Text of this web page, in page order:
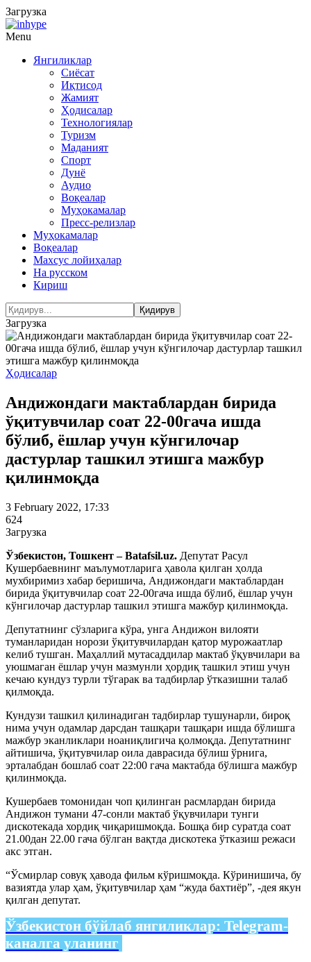
Загрузка
Menu
Янгиликлар
Сиёсат
Иқтисод
Жамият
Ҳодисалар
Технологиялар
Туризм
Маданият
Спорт
Дунё
Аудио
Воқеалар
Муҳокамалар
Пресс-релизлар
Муҳокамалар
Воқеалар
Махсус лойиҳалар
На русском
Кириш
Загрузка
Ҳодисалар
Андижондаги мактаблардан бирида
ўқитувчилар соат 22-00гача ишда
бўлиб, ёшлар учун кўнгилочар
дастурлар ташкил этишга мажбур
қилинмоқда
3 February 2022, 17:33
624
Загрузка
Ўзбекистон, Тошкент – Batafsil.uz. Депутат Расул
Кушербаевнинг маълумотларига ҳавола қилган ҳолда
мухбиримиз хабар беришича, Андижондаги мактаблардан
бирида ўқитувчилар соат 22-00гача ишда бўлиб, ёшлар учун
кўнгилочар дастурлар ташкил этишга мажбур қилинмоқда.
Депутатнинг сўзларига кўра, унга Андижон вилояти
туманларидан норози ўқитувчилардан қатор мурожаатлар
келиб тушган. Маҳаллий мутасаддилар мактаб ўқувчилари ва
уюшмаган ёшлар учун мазмунли ҳордиқ ташкил этиш учун
кечаю кундуз турли тўгарак ва тадбирлар ўтказишни талаб
қилмоқда.
Кундузи ташкил қилинадиган тадбирлар тушунарли, бироқ
нима учун одамлар дарсдан ташқари ташқари ишда бўлишга
мажбур эканликлари ноаниқлигича қолмоқда. Депутатнинг
айтишича, ўқитувчилар оила даврасида бўлиш ўрнига,
эрталабдан бошлаб соат 22:00 гача мактабда бўлишга мажбур
қилинмоқда.
Кушербаев томонидан чоп қилинган расмлардан бирида
Андижон тумани 47-сонли мактаб ўқувчилари тунги
дискотекада хордиқ чиқаришмоқда. Бошқа бир суратда соат
21.00дан 22.00 гача бўлган вақтда дискотека ўтказиш режаси
акс этган.
“Ўсмирлар совуқ ҳавода фильм кўришмоқда. Кўринишича, бу
вазиятда улар ҳам, ўқитувчилар ҳам “жуда бахтиёр”, -дея якун
қилган депутат.
Ўзбекистон бўйлаб янгиликлар: Telegram-
каналга уланинг